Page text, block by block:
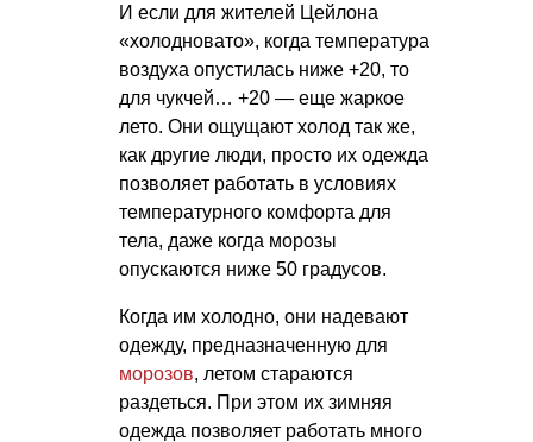
И если для жителей Цейлона
«холодновато», когда температура
воздуха опустилась ниже +20, то
для чукчей… +20 — еще жаркое
лето. Они ощущают холод так же,
как другие люди, просто их одежда
позволяет работать в условиях
температурного комфорта для
тела, даже когда морозы
опускаются ниже 50 градусов.
Когда им холодно, они надевают
одежду, предназначенную для
морозов, летом стараются
раздеться. При этом их зимняя
одежда позволяет работать много